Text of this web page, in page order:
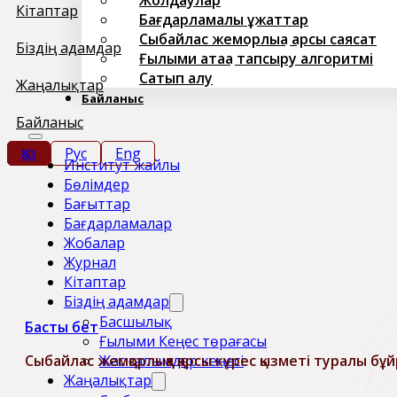
Бағдарламалық құжаттар
Сыбайлас жемқорлыққа қарсы саясат
Ғылыми атаққа тапсыру алгоритмі
Сатып алу
Байланыс
Институт жайлы
Бөлімдер
Бағыттар
Бағдарламалар
Жобалар
Журнал
Кітаптар
Біздің адамдар
Басшылық
Ғылыми Кеңес төрағасы
Жас ғалымдар кеңесі
Жаңалықтар
Кітаптар
Біздің адамдар
Жаңалықтар
Байланыс
Қаз
Рус Eng
Басты бет
Сыбайлас жемқорлыққа қарсы күрес қызметі туралы